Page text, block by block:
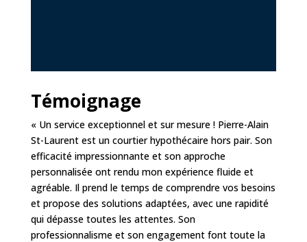
Témoignage
« Un service exceptionnel et sur mesure ! Pierre-Alain
St-Laurent est un courtier hypothécaire hors pair. Son
efficacité impressionnante et son approche
personnalisée ont rendu mon expérience fluide et
agréable. Il prend le temps de comprendre vos besoins
et propose des solutions adaptées, avec une rapidité
qui dépasse toutes les attentes. Son
professionnalisme et son engagement font toute la